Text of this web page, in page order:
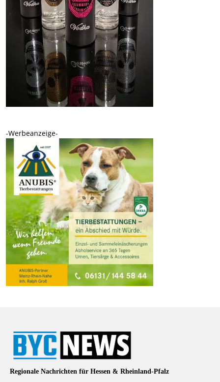
-Werbeanzeige-
Regionale Nachrichten für Hessen & Rheinland-Pfalz